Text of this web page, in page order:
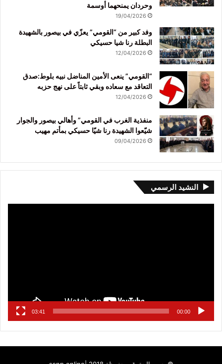
وحردان يمنحهما أوسمة
19/04/2026
وفد كبير من “القومي” يعزّي في بيصور بالشهيدة
البطلة رنا شيا حسيكي
12/04/2026
“القومي” ينعى الأمين المناضل نبيه بلوط:صدق
التعاقد مع سعاده وبقي ثابتاً على نهج حزبه
12/04/2026
منفذية الغرب في القومي” وأهالي بيصور والجوار
شيّعوا الشهيدة رنا شيّا حسيكي بمأتم مهيب
09/04/2026
النشيد الرسمي
00:00
03:41